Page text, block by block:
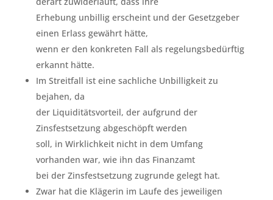
Erhebung unbillig erscheint und der Gesetzgeber
einen Erlass gewährt hätte,
wenn er den konkreten Fall als regelungsbedürftig
erkannt hätte.
Im Streitfall ist eine sachliche Unbilligkeit zu
bejahen, da
der Liquiditätsvorteil, der aufgrund der
Zinsfestsetzung abgeschöpft werden
soll, in Wirklichkeit nicht in dem Umfang
vorhanden war, wie ihn das Finanzamt
bei der Zinsfestsetzung zugrunde gelegt hat.
Zwar hat die Klägerin im Laufe des jeweiligen